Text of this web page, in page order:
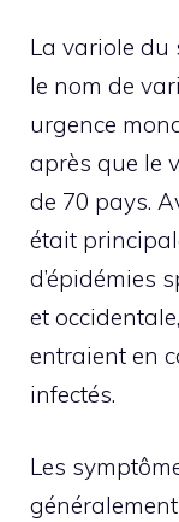
La variole du
le nom de
urgence
après que le
de 70 pays.
était
d’épidémies
et
entraient en
infectés.
Les